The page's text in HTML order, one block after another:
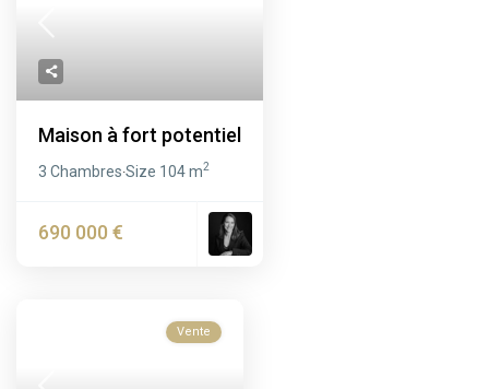
Maison à fort potentiel
3 Chambres·Size 104 m2
690 000 €
Vente